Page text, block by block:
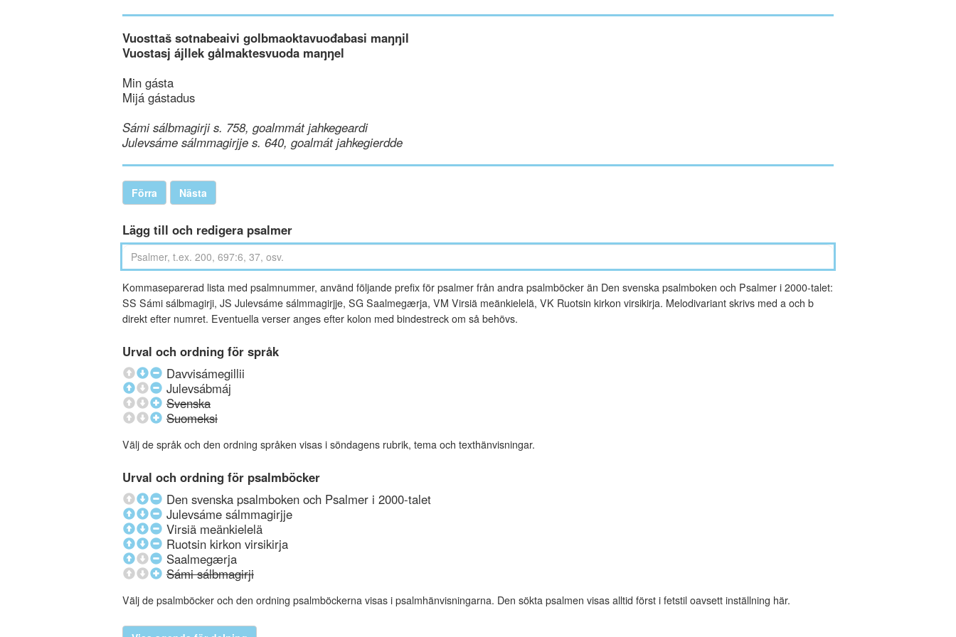
Vuosttaš sotnabeaivi golbmaoktavuođabasi maŋŋil
Vuostasj ájllek gålmaktesvuoda maŋŋel
Min gásta
Mijá gástadus
Sámi sálbmagirji s. 758, goalmmát jahkegeardi
Julevsáme sálmmagirjje s. 640, goalmát jahkegierdde
Förra Nästa
Lägg till och redigera psalmer
Kommaseparerad lista med psalmnummer, använd följande prefix för psalmer från andra psalmböcker än Den svenska psalmboken och Psalmer i 2000-talet:
SS Sámi sálbmagirji, JS Julevsáme sálmmagirjje, SG Saalmegærja, VM Virsiä meänkielelä, VK Ruotsin kirkon virsikirja. Melodivariant skrivs med a och b
direkt efter numret. Eventuella verser anges efter kolon med bindestreck om så behövs.
Urval och ordning för språk
Davvisámegillii
Julevsábmáj
Svenska
Suomeksi
Välj de språk och den ordning språken visas i söndagens rubrik, tema och texthänvisningar.
Urval och ordning för psalmböcker
Den svenska psalmboken och Psalmer i 2000-talet
Julevsáme sálmmagirjje
Virsiä meänkielelä
Ruotsin kirkon virsikirja
Saalmegærja
Sámi sálbmagirji
Välj de psalmböcker och den ordning psalmböckerna visas i psalmhänvisningarna. Den sökta psalmen visas alltid först i fetstil oavsett inställning här.